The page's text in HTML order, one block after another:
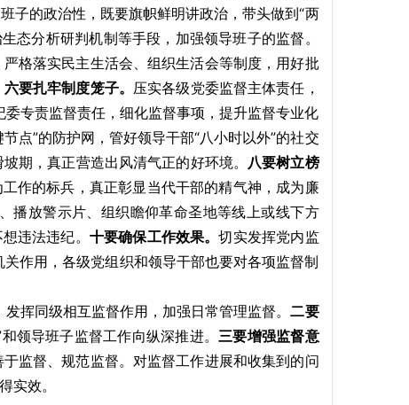
子的政治性，既要旗帜鲜明讲政治，带头做到“两
态分析研判机制等手段，加强领导班子的监督。
格落实民主生活会、组织生活会等制度，用好批
六要扎牢制度笼子。 压实各级党委监督主体责任，
委专责监督责任，细化监督事项，提升监督专业化
点”的防护网，管好领导干部“八小时以外”的社交
期，真正营造出风清气正的好环境。 八要树立榜
作的标兵，真正彰显当代干部的精气神，成为廉
播放警示片、组织瞻仰革命圣地等线上或线下方
违法违纪。 十要确保工作效果。切实发挥党内监
作用，各级党组织和领导干部也要对各项监督制
挥同级相互监督作用，加强日常管理监督。二要
领导班子监督工作向纵深推进。三要增强监督意
监督、规范监督。对监督工作进展和收集到的问
实效。